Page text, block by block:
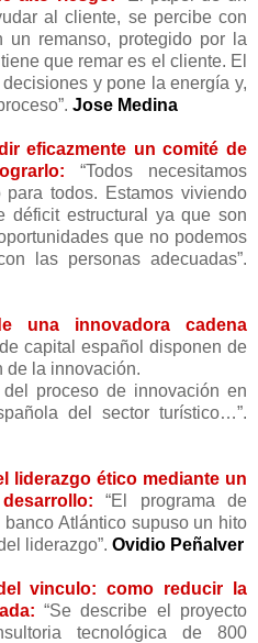
al cliente, se percibe con
un remanso, protegido por la
que remar es el cliente. El
y pone la energía y,
Jose Medina
eficazmente un comité de
“Todos necesitamos
todos. Estamos viviendo
déficit estructural ya que son
que no podemos
las personas adecuadas”.
una innovadora cadena
capital español disponen de
de la innovación.
proceso de innovación en
del sector turístico…”.
liderazgo ético mediante un
“El programa de
Atlántico supuso un hito
liderazgo”. Ovidio Peñalver
vinculo: como reducir la
“Se describe el proyecto
tecnológica de 800